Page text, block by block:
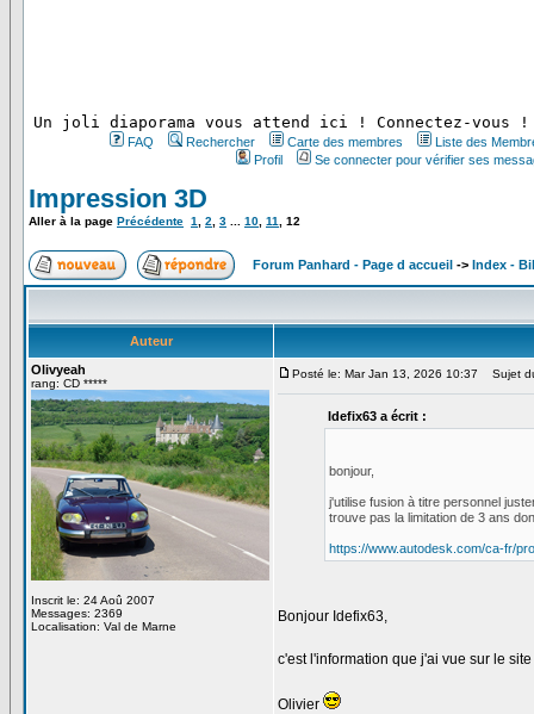
Un joli diaporama vous attend ici ! Connectez-vous !
FAQ Rechercher Carte des membres
Liste des
Profil
Se connecter pour vérifier ses
Impression 3D
Aller à la page Précédente 1 2 3 10 11 12
Forum Panhard - Page d accueil -> Index -
Auteur
Olivyeah
rang: CD *****
Inscrit le: 24 Aoû 2007
Messages: 2369
Localisation: Val de Marne
Posté le: Mar Jan 13, 2026 10:37 Sujet
Idefix63 a écrit :
bonjour,
j'utilise fusion à titre personnel
trouve pas la limitation de 3 ans
https://www.autodesk.com/ca-fr/
Bonjour Idefix63,
c'est l'information que j'ai vue sur le
Olivier